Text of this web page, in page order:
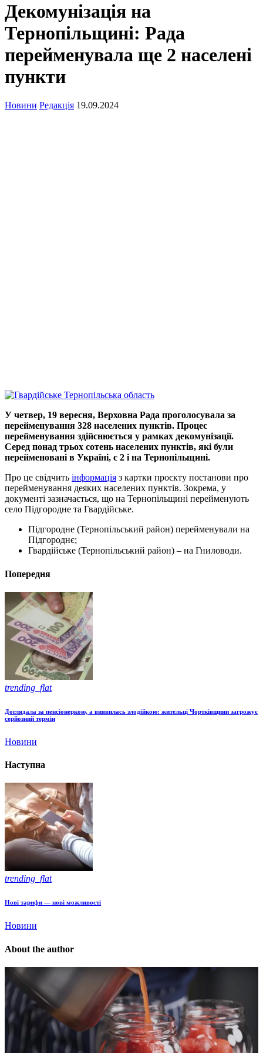
Декомунізація на
Тернопільщині: Рада
перейменувала ще 2 населені
пункти
Новини Редакція 19.09.2024
У четвер, 19 вересня, Верховна Рада проголосувала за
перейменування 328 населених пунктів. Процес
перейменування здійснюється у рамках декомунізації.
Серед понад трьох сотень населених пунктів, які були
перейменовані в Україні, є 2 і на Тернопільщині.
Про це свідчить інформація з картки проєкту постанови про
перейменування деяких населених пунктів. Зокрема, у
документі зазначається, що на Тернопільщині перейменують
село Підгородне та Гвардійське.
Підгородне (Тернопільський район) перейменували на
Підгороднє;
Гвардійське (Тернопільський район) – на Гниловоди.
Попередня
trending_flat
Доглядала за пенсіонеркою, а виявилась злодійкою: жительці Чортківщини загрожує
серйозний термін
Новини
Наступна
trending_flat
Нові тарифи — нові можливості
Новини
About the author